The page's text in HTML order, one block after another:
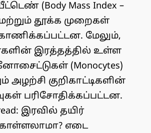
(Body Mass Index –
மற்றும் தூக்க முறைகள்
மேலும்,
இரத்தத்தில் உள்ள
(Monocytes)
அழற்சி குறிகாட்டிகளின்
பரிசோதிக்கப்பட்டன.
இரவில் தயிர்
எடை